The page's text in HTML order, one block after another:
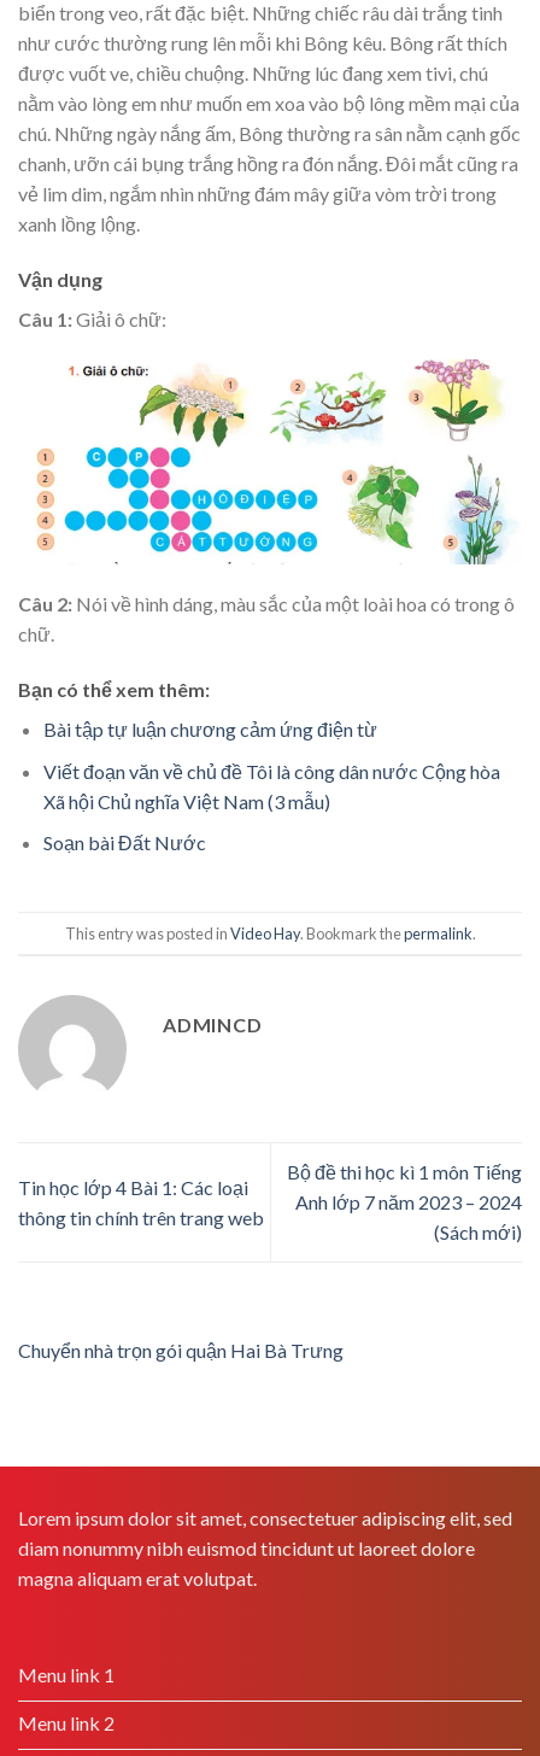
biển trong veo, rất đặc biệt. Những chiếc râu dài trắng tinh
như cước thường rung lên mỗi khi Bông kêu. Bông rất thích
được vuốt ve, chiều chuộng. Những lúc đang xem tivi, chú
nằm vào lòng em như muốn em xoa vào bộ lông mềm mại của
chú. Những ngày nắng ấm, Bông thường ra sân nằm cạnh gốc
chanh, ưỡn cái bụng trắng hồng ra đón nắng. Đôi mắt cũng ra
vẻ lim dim, ngắm nhìn những đám mây giữa vòm trời trong
xanh lồng lộng.
Vận dụng
Câu 1:Giải ô chữ:
Câu 2: Nói về hình dáng, màu sắc của một loài hoa có trong ô
chữ.
Bạn có thể xem thêm:
Bài tập tự luận chương cảm ứng điện từ
Viết đoạn văn về chủ đề Tôi là công dân nước Cộng hòa
Xã hội Chủ nghĩa Việt Nam (3 mẫu)
Soạn bài Đất Nước
This entry was posted inVideo Hay. Bookmark thepermalink.
ADMINCD
Tin học lớp 4 Bài 1: Các loại
thông tin chính trên trang web
Bộ đề thi học kì 1 môn Tiếng
Anh lớp 7 năm 2023 – 2024
(Sách mới)
Chuyển nhà trọn gói quận Hai Bà Trưng
Lorem ipsum dolor sit amet, consectetuer adipiscing elit, sed
diam nonummy nibh euismod tincidunt ut laoreet dolore
magna aliquam erat volutpat.
Menu link 1
Menu link 2